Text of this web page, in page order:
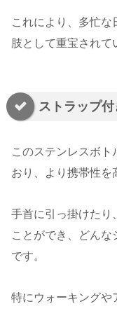
これにより、多忙な
肢として重宝されて
ストラップ付
このステンレスボト
おり、より携帯性を
手首に引っ掛けたり
ことができ、どん
です。
特にウォーキングや